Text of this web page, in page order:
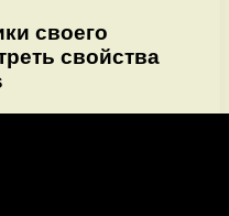
своего
свойства